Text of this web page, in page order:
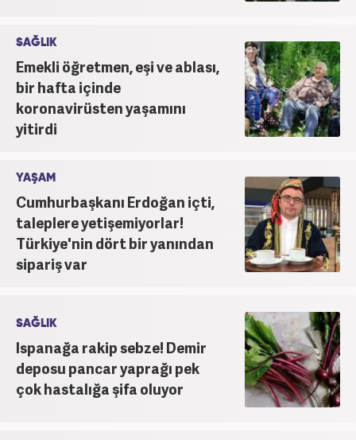
SAĞLIK
Emekli öğretmen, eşi ve ablası,
bir hafta içinde
koronavirüsten yaşamını
yitirdi
YAŞAM
Cumhurbaşkanı Erdoğan içti,
taleplere yetişemiyorlar!
Türkiye'nin dört bir yanından
sipariş var
SAĞLIK
Ispanağa rakip sebze! Demir
deposu pancar yaprağı pek
çok hastalığa şifa oluyor